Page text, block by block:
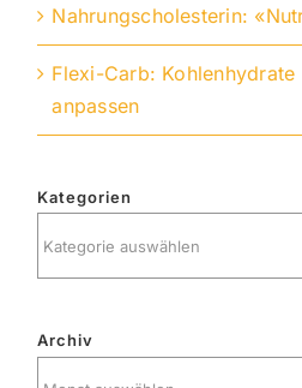
Nahrungscholesterin:
Flexi-Carb: Kohlenhydrate
anpassen
Kategorien
Archiv